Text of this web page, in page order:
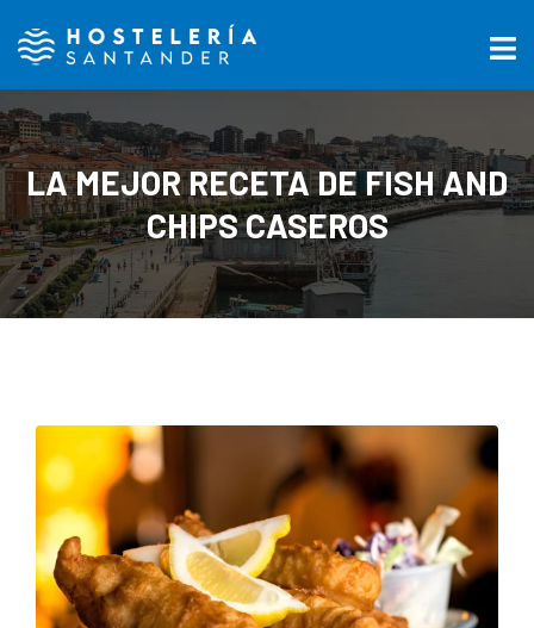
LA MEJOR RECETA DE FISH AND
CHIPS CASEROS